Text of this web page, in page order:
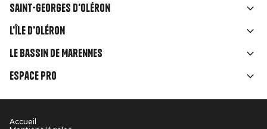
Liens
rubriques
Saint-Georges d'Oléron
L'île d'Oléron
Le Bassin de Marennes
Espace Pro
Accueil